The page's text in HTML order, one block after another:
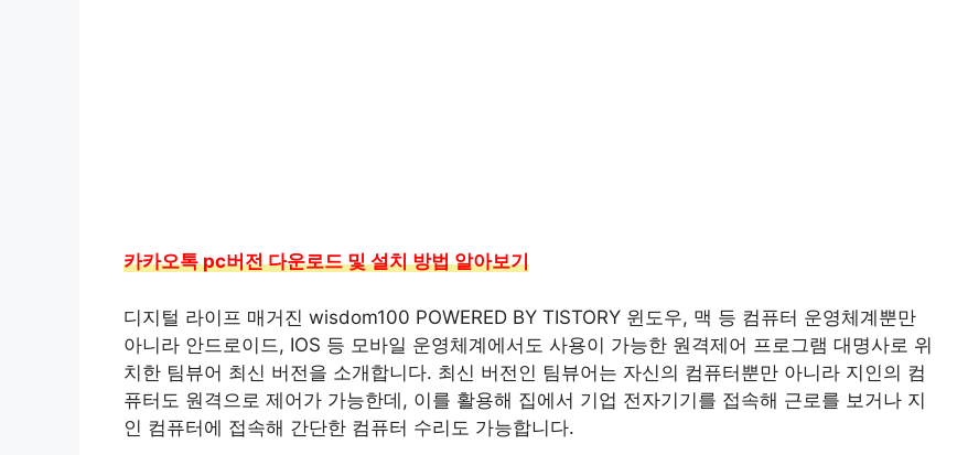
카카오톡 pc버전 다운로드 및 설치 방법 알아보기
디지털 라이프 매거진 wisdom100 POWERED BY TISTORY 윈도우, 맥 등 컴퓨터 운영체계뿐만
아니라 안드로이드, IOS 등 모바일 운영체계에서도 사용이 가능한 원격제어 프로그램 대명사로 위
치한 팀뷰어 최신 버전을 소개합니다. 최신 버전인 팀뷰어는 자신의 컴퓨터뿐만 아니라 지인의 컴
퓨터도 원격으로 제어가 가능한데, 이를 활용해 집에서 기업 전자기기를 접속해 근로를 보거나 지
인 컴퓨터에 접속해 간단한 컴퓨터 수리도 가능합니다.